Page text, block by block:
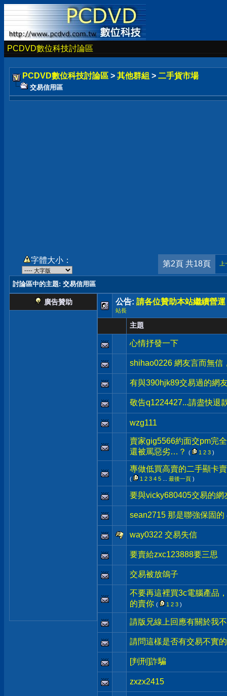
PCDVD數位科技討論區
PCDVD數位科技討論區 > 其他群組 > 二手貨市場
交易信用區
字體大小： 第2頁 共18頁
討論區中的主題: 交易信用區
廣告贊助 公告: 請各位贊助本站繼續營運
站長
主題
心情抒發一下
shihao0226 網友言而無信
有與390hjk89交易過的網
敬告q1224427...請盡快退
wzg111
賣家gig5566約面交pm完
還被罵惡劣…？
( 1 2 3 )
專做低買高賣的二手顯卡
( 1 2 3 4 5 最後一頁 )
要與vicky680405交易的網
sean2715 那是聯強保固的
way0322 交易失信
要賣給zxc123888要三思
交易被放鴿子
不要再這裡買3c電腦產品
的賣你 ( 1 2 3 )
請版兄線上回應有關於我
請問這樣是否有交易不實
[判刑]詐騙
zxzx2415